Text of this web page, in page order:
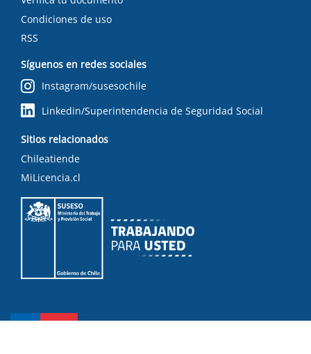
Condiciones de uso
RSS
Síguenos en redes sociales
Instagram/susesochile
Linkedin/Superintendencia de Seguridad Social
Sitios relacionados
Chileatiende
MiLicencia.cl